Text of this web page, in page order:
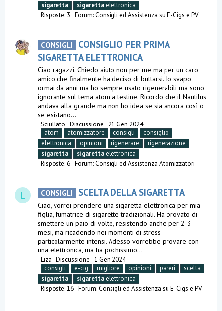
sigaretta
sigaretta elettronica
Risposte: 3 Forum:Consigli ed Assistenza su E-Cigs e PV
CONSIGLI
CONSIGLIO PER PRIMA
SIGARETTA ELETTRONICA
Ciao ragazzi. Chiedo aiuto non per me ma per un caro
amico che finalmente ha deciso di buttarsi. Io svapo
ormai da anni ma ho sempre usato rigenerabili ma sono
ignorante sul tema atom a testine. Ricordo che il Nautilus
andava alla grande ma non ho idea se sia ancora così o
se esistano...
Sciullato Discussione
21 Gen 2024
atom
atomizzatore consigli
consiglio
elettronica
opinioni rigenerare
rigenerazione
sigaretta
sigaretta elettronica
Risposte: 6 Forum:Consigli ed Assistenza Atomizzatori
L CONSIGLI SCELTA DELLA SIGARETTA
Ciao, vorrei prendere una sigaretta elettronica per mia
figlia, fumatrice di sigarette tradizionali. Ha provato di
smettere un paio di volte, resistendo anche per 2-3
mesi, ma ricadendo nei momenti di stress
particolarmente intensi. Adesso vorrebbe provare con
una elettronica, ma ha pochissimo...
Liza Discussione 1 Gen 2024
consigli
e-cig migliore opinioni pareri
scelta
sigaretta
sigaretta elettronica
Risposte: 16 Forum:Consigli ed Assistenza su E-Cigs e PV